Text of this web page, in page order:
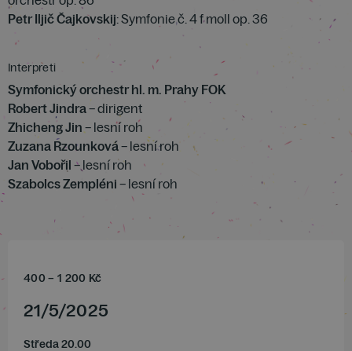
Petr Iljič Čajkovskij: Symfonie č. 4 f moll op. 36
Interpreti
Symfonický orchestr hl. m. Prahy FOK
Robert Jindra– dirigent
Zhicheng Jin– lesní roh
Zuzana Rzounková– lesní roh
Jan Vobořil – lesní roh
Szabolcs Zempléni – lesní roh
400 – 1 200 Kč
21/5/2025
Středa 20.00